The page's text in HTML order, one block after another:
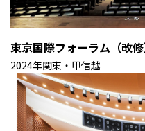
東京国際フォーラム（改修
2024年関東・甲信越